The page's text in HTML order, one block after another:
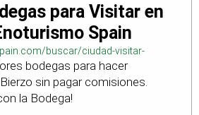
para Visitar en
Spain
buscar/ciudad-visitar-
bodegas para hacer
sin pagar comisiones.
la Bodega!